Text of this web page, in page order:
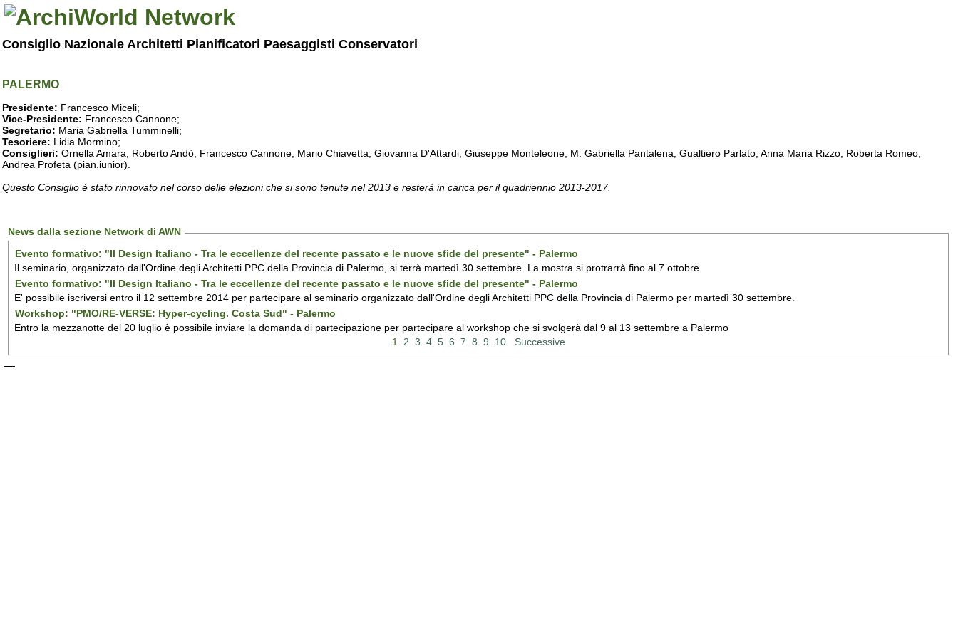
Consiglio Nazionale Architetti Pianificatori Paesaggisti Conservatori
PALERMO
Presidente: Francesco Miceli;
Vice-Presidente: Francesco Cannone;
Segretario: Maria Gabriella Tumminelli;
Tesoriere: Lidia Mormino;
Consiglieri: Ornella Amara, Roberto Andò, Francesco Cannone, Mario Chiavetta, Giovanna D'Attardi, Giuseppe Monteleone, M. Gabriella Pantalena, Gualtiero Parlato, Anna Maria Rizzo, Roberta Romeo,
Andrea Profeta (pian.iunior).
Questo Consiglio è stato rinnovato nel corso delle elezioni che si sono tenute nel 2013 e resterà in carica per il quadriennio 2013-2017.
News dalla sezione Network di AWN
Evento formativo: "Il Design Italiano - Tra le eccellenze del recente passato e le nuove sfide del presente" - Palermo
Il seminario, organizzato dall'Ordine degli Architetti PPC della Provincia di Palermo, si terrà martedì 30 settembre. La mostra si protrarrà fino al 7 ottobre.
Evento formativo: "Il Design Italiano - Tra le eccellenze del recente passato e le nuove sfide del presente" - Palermo
E' possibile iscriversi entro il 12 settembre 2014 per partecipare al seminario organizzato dall'Ordine degli Architetti PPC della Provincia di Palermo per martedì 30 settembre.
Workshop: "PMO/RE-VERSE: Hyper-cycling. Costa Sud" - Palermo
Entro la mezzanotte del 20 luglio è possibile inviare la domanda di partecipazione per partecipare al workshop che si svolgerà dal 9 al 13 settembre a Palermo
1
2 3 4 5 6 7 8 9 10 Successive